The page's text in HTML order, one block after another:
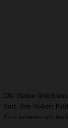
Die Statue liefert
Suit, den Robert
Gun können wir